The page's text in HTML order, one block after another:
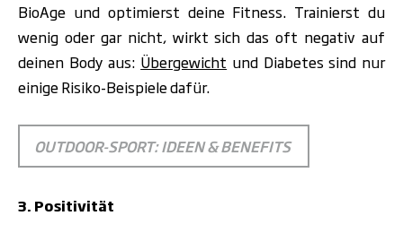
BioAge und optimierst deine Fitness. Trainierst du
wenig oder gar nicht, wirkt sich das oft negativ auf
deinen Body aus: Übergewicht und Diabetes sind nur
einige Risiko-Beispiele dafür.
OUTDOOR-SPORT: IDEEN & BENEFITS
3. Positivität